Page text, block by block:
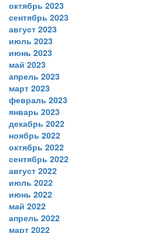
октябрь 2023
сентябрь 2023
август 2023
июль 2023
июнь 2023
май 2023
апрель 2023
март 2023
февраль 2023
январь 2023
декабрь 2022
ноябрь 2022
октябрь 2022
сентябрь 2022
август 2022
июль 2022
июнь 2022
май 2022
апрель 2022
март 2022